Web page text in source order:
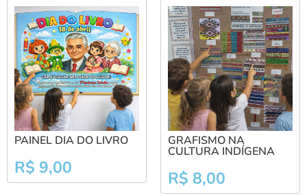
PAINEL DIA DO LIVRO
R$ 9,00
GRAFISMO NA
CULTURA INDÍGENA
R$ 8,00